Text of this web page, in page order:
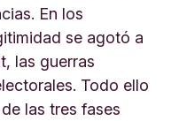
En los
se agotó a
las guerras
Todo ello
las tres fases